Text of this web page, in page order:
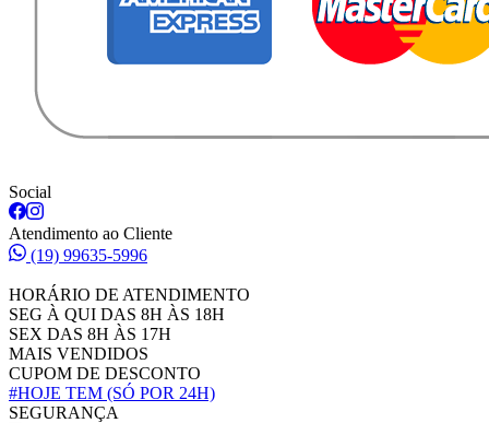
Social
Atendimento ao Cliente
(19) 99635-5996
HORÁRIO DE ATENDIMENTO
SEG À QUI DAS 8H ÀS 18H
SEX DAS 8H ÀS 17H
MAIS VENDIDOS
CUPOM DE DESCONTO
#HOJE TEM (SÓ POR 24H)
SEGURANÇA